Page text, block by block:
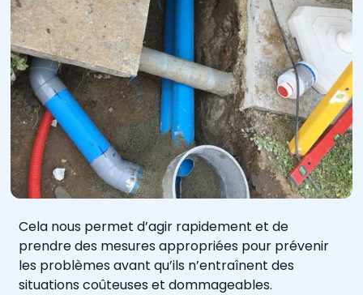
Cela nous permet d’agir rapidement et de
prendre des mesures appropriées pour prévenir
les problèmes avant qu’ils n’entraînent des
situations coûteuses et dommageables.